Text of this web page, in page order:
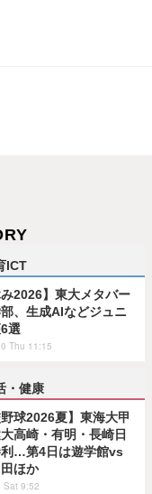
ICT
み2026】東大メタバー
、生成AIなどジュニ
選
Thu 11:15
・健康
野球2026夏】東海大甲
高崎・有明・長崎日
利…第4日は遊学館vs
ほか
Sat 9:52